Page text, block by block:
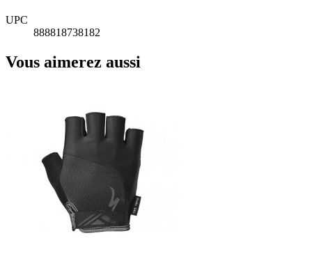
UPC
888818738182
Vous aimerez aussi